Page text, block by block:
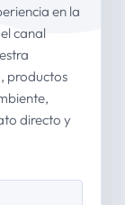
en la
canal
productos
directo y